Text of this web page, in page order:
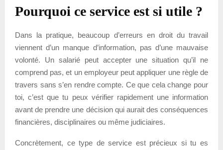
Pourquoi ce service est si utile ?
Dans la pratique, beaucoup d’erreurs en droit du travail
viennent d’un manque d’information, pas d’une mauvaise
volonté. Un salarié peut accepter une situation qu’il ne
comprend pas, et un employeur peut appliquer une règle de
travers sans s’en rendre compte. Ce que cela change pour
toi, c’est que tu peux vérifier rapidement une information
avant de prendre une décision qui aurait des conséquences
financières, disciplinaires ou même judiciaires.
Concrètement, ce type de service est précieux si tu es